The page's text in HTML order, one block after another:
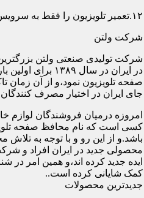
۱۲.تعمیر تلویزیون را فقط به سرویس کار ماهر بسپارید
شرکت ولتن
شرکت تولیدی صنعتی ولتن
در ایران در سال
صفحه تلویزیون نمود،و از آن زمان
جای ایران در اختیار مصرف
امروزه درمیان فروشندگان لوازم
کسی است که نام محافظ صفحه
باشد.و از این رو و با توجه به تلاش
محصولی جدید در ایران افراد و
ایده جدید کرده اند،و همین امر
کمک شایانی کرده است..
جدیدترین محصولات